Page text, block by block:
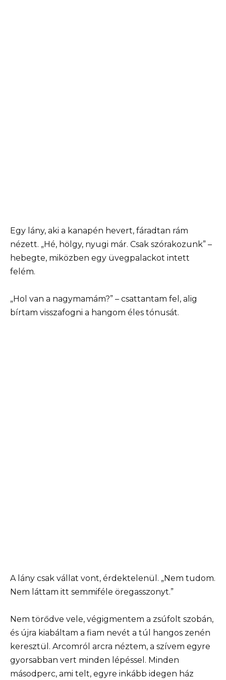
Egy lány, aki a kanapén hevert, fáradtan rám
nézett. „Hé, hölgy, nyugi már. Csak szórakozunk” –
hebegte, miközben egy üvegpalackot intett
felém.
„Hol van a nagymamám?” – csattantam fel, alig
bírtam visszafogni a hangom éles tónusát.
A lány csak vállat vont, érdektelenül. „Nem tudom.
Nem láttam itt semmiféle öregasszonyt.”
Nem törődve vele, végigmentem a zsúfolt szobán,
és újra kiabáltam a fiam nevét a túl hangos zenén
keresztül. Arcomról arcra néztem, a szívem egyre
gyorsabban vert minden lépéssel. Minden
másodperc, ami telt, egyre inkább idegen ház